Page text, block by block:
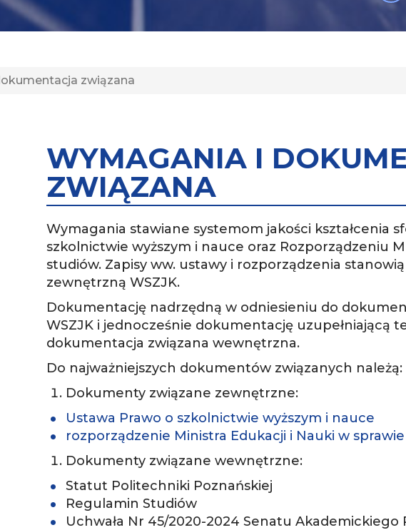
związana
WYMAGANIA I
ZWIĄZANA
Wymagania stawiane systemom jakości kształcenia
szkolnictwie wyższym i nauce oraz Rozporządzeniu
studiów. Zapisy ww. ustawy i rozporządzenia
zewnętrzną WSZJK.
Dokumentację nadrzędną w odniesieniu do
WSZJK i jednocześnie dokumentację uzupełniającą
dokumentacja związana wewnętrzna.
Do najważniejszych dokumentów związanych należą:
Dokumenty związane zewnętrzne:
Ustawa Prawo o szkolnictwie wyższym i nauce
rozporządzenie Ministra Edukacji i Nauki w
Dokumenty związane wewnętrzne:
Statut Politechniki Poznańskiej
Regulamin Studiów
Uchwała Nr 45/2020-2024 Senatu Akademickiego